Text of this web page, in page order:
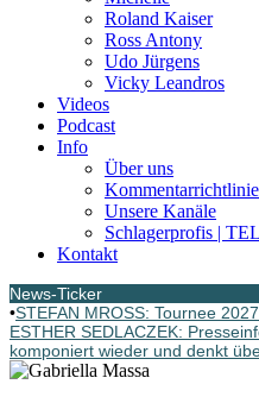
Roland Kaiser
Ross Antony
Udo Jürgens
Vicky Leandros
Videos
Podcast
Info
Über uns
Unsere Kanäle
Schlagerprofis |
Kontakt
News-Ticker
•STEFAN MROSS: Tournee
ESTHER SEDLACZEK:
komponiert wieder und denkt